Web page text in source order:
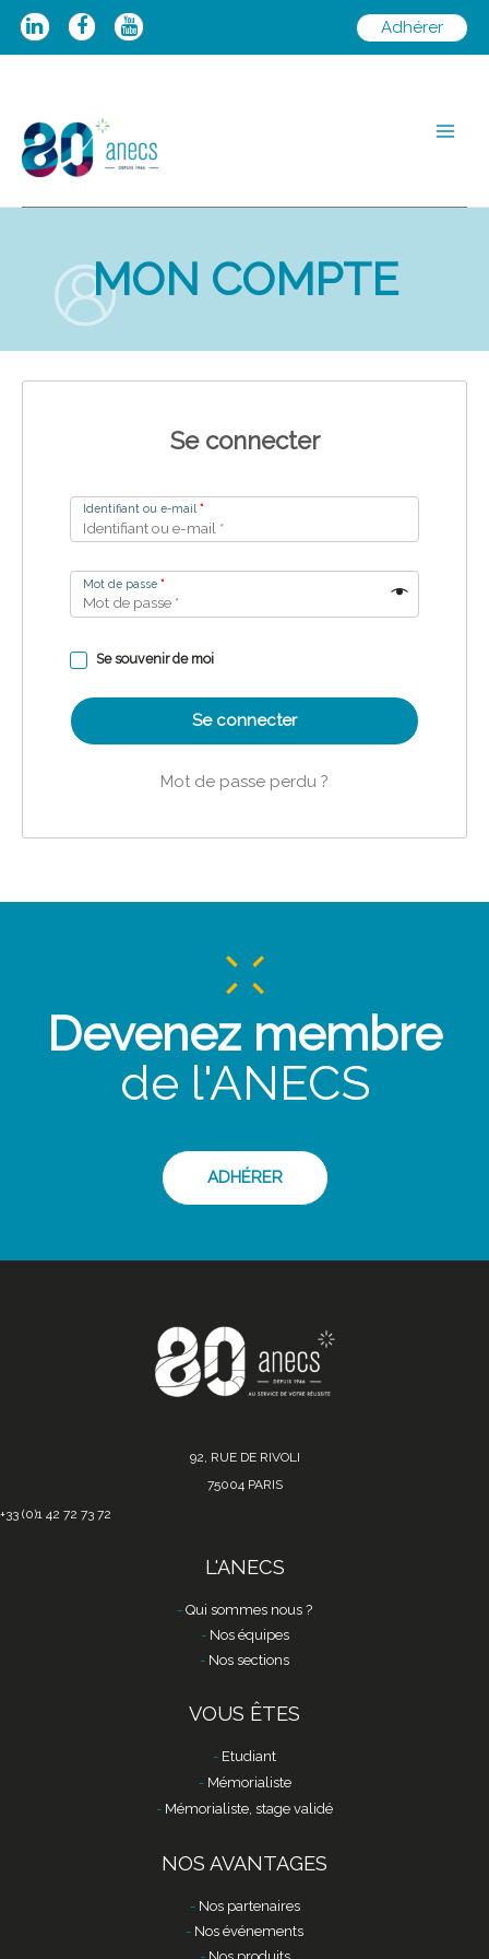
Aller
Adhérer
MON COMPTE
Se connecter
Identifiant ou e-mail *
Mot de passe *
Se souvenir de moi
Se connecter
Mot de passe perdu ?
Devenez membre
de l'ANECS
ADHÉRER
92, RUE DE RIVOLI
75004 PARIS
+33 (0)1 42 72 73 72
L'ANECS
Qui sommes nous ?
Nos équipes
Nos sections
VOUS ÊTES
Etudiant
Mémorialiste
Mémorialiste, stage validé
NOS AVANTAGES
Nos partenaires
Nos événements